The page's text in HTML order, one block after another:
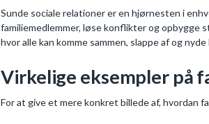
Sunde sociale relationer er en hjørnesten i
familiemedlemmer, løse konflikter og opbygge
hvor alle kan komme sammen, slappe af og
Virkelige eksempler på
For at give et mere konkret billede af, hvordan